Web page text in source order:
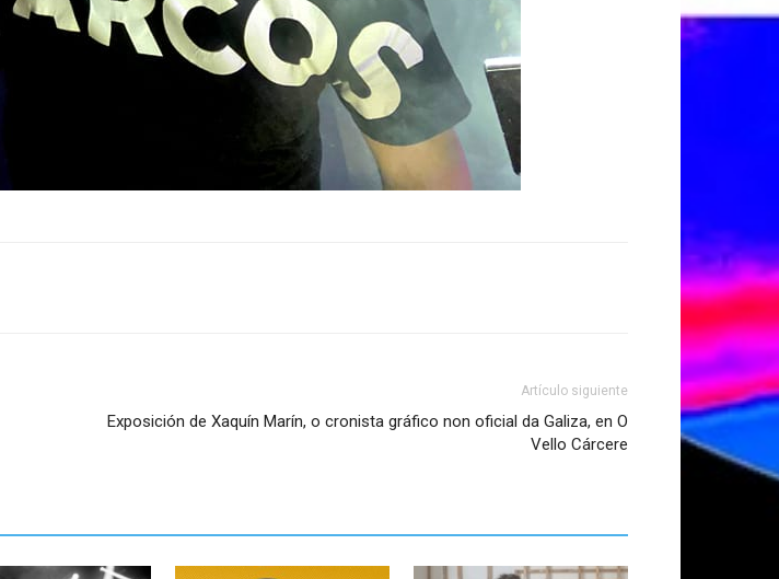
Artículo siguiente
Exposición de Xaquín Marín, o cronista gráfico non oficial da Galiza, en O
Vello Cárcere